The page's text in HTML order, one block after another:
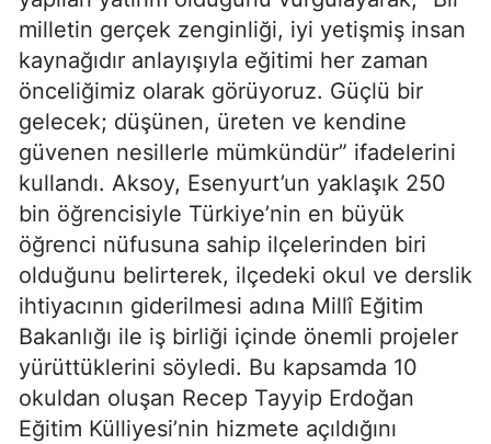
milletin gerçek zenginliği, iyi yetişmiş insan
kaynağıdır anlayışıyla eğitimi her zaman
önceliğimiz olarak görüyoruz. Güçlü bir
gelecek; düşünen, üreten ve kendine
güvenen nesillerle mümkündür” ifadelerini
kullandı. Aksoy, Esenyurt’un yaklaşık 250
bin öğrencisiyle Türkiye’nin en büyük
öğrenci nüfusuna sahip ilçelerinden biri
olduğunu belirterek, ilçedeki okul ve derslik
ihtiyacının giderilmesi adına Millî Eğitim
Bakanlığı ile iş birliği içinde önemli projeler
yürüttüklerini söyledi. Bu kapsamda 10
okuldan oluşan Recep Tayyip Erdoğan
Eğitim Külliyesi’nin hizmete açıldığını